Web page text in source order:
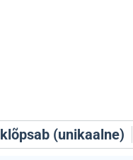
klõpsab (unikaalne)